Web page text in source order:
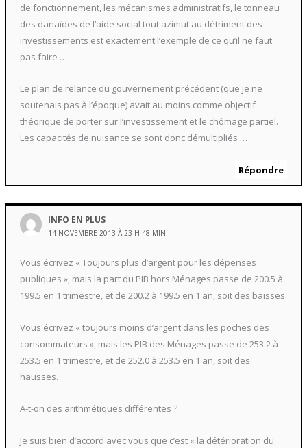
de fonctionnement, les mécanismes administratifs, le tonneau
des danaïdes de l’aide social tout azimut au détriment des
investissements est exactement l’exemple de ce qu’il ne faut
pas faire …
Le plan de relance du gouvernement précédent (que je ne
soutenais pas à l’époque) avait au moins comme objectif
théorique de porter sur l’investissement et le chômage partiel.
Les capacités de nuisance se sont donc démultipliés …
Répondre
INFO EN PLUS
14 NOVEMBRE 2013 À 23 H 48 MIN
Vous écrivez « Toujours plus d’argent pour les dépenses
publiques », mais la part du PIB hors Ménages passe de 200.5 à
199.5 en 1 trimestre, et de 200.2 à 199.5 en 1 an, soit des baisses.
Vous écrivez « toujours moins d’argent dans les poches des
consommateurs », mais les PIB des Ménages passe de 253.2 à
253.5 en 1 trimestre, et de 252.0 à 253.5 en 1 an, soit des
hausses.
A-t-on des arithmétiques différentes ?
Je suis bien d’accord avec vous que c’est « la détérioration du